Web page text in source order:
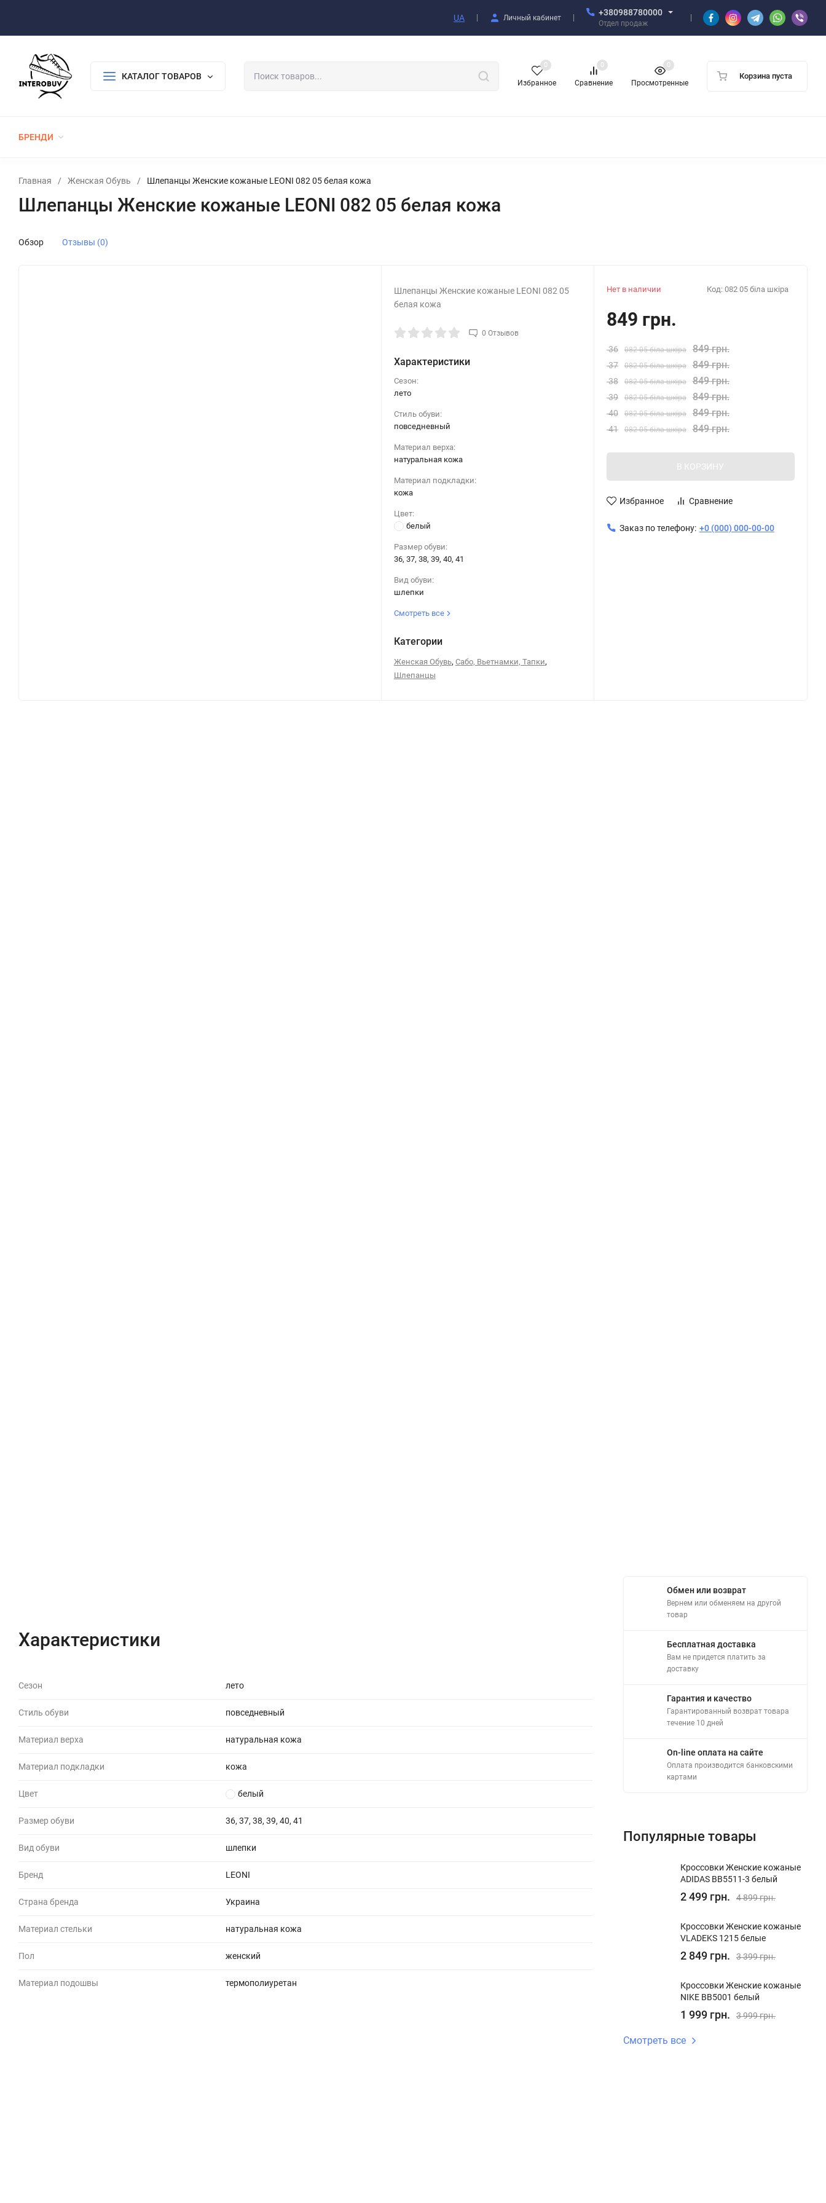
UA Личный кабинет
+380988780000
Отдел продаж
КАТАЛОГ ТОВАРОВ
Избранное
0
Сравнение
0
Просмотренные
0
Корзина пуста
БРЕНДИ
Главная / Женская Обувь / Шлепанцы Женские кожаные LEONI 082 05 белая кожа
Шлепанцы Женские кожаные LEONI 082 05 белая кожа
Обзор Отзывы (0)
Шлепанцы Женские кожаные LEONI 082 05
белая кожа
0 Отзывов
Характеристики
Сезон:
лето
Стиль обуви:
повседневный
Материал верха:
натуральная кожа
Материал подкладки:
кожа
Цвет:
белый
Размер обуви:
36, 37, 38, 39, 40, 41
Вид обуви:
шлепки
Смотреть все
Категории
Женская Обувь, Сабо, Вьетнамки, Тапки,
Шлепанцы
Нет в наличии Код: 082 05 біла шкіра
849 грн.
36 082 05 біла шкіра 849 грн.
37 082 05 біла шкіра 849 грн.
38 082 05 біла шкіра 849 грн.
39 082 05 біла шкіра 849 грн.
40 082 05 біла шкіра 849 грн.
41 082 05 біла шкіра 849 грн.
В КОРЗИНУ
Избранное Сравнение
Заказ по телефону: +0 (000) 000-00-00
Характеристики
Сезон лето
Стиль обуви повседневный
Материал верха натуральная кожа
Материал подкладки кожа
Цвет белый
Размер обуви 36, 37, 38, 39, 40, 41
Вид обуви шлепки
Бренд LEONI
Страна бренда Украина
Материал стельки натуральная кожа
Пол женский
Материал подошвы термополиуретан
Обмен или возврат
Вернем или обменяем на другой
товар
Бесплатная доставка
Вам не придется платить за
доставку
Гарантия и качество
Гарантированный возврат товара
течение 10 дней
On-line оплата на сайте
Оплата производится банковскими
картами
Популярные товары
Кроссовки Женские кожаные
ADIDAS BB5511-3 белый
2 499 грн. 4 899 грн.
Кроссовки Женские кожаные
VLADEKS 1215 белые
2 849 грн. 3 399 грн.
Кроссовки Женские кожаные
NIKE BB5001 белый
1 999 грн. 3 999 грн.
Смотреть все